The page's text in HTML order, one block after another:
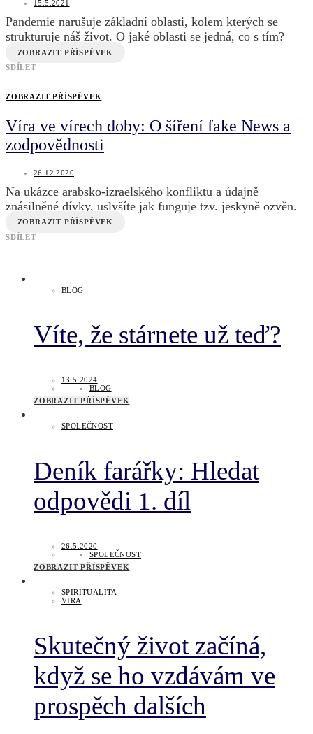
15.5.2021
Pandemie narušuje základní oblasti, kolem kterých se
strukturuje náš život. O jaké oblasti se jedná, co s tím?
ZOBRAZIT PŘÍSPĚVEK
SDÍLET
ZOBRAZIT PŘÍSPĚVEK
Víra ve vírech doby: O šíření fake News a
zodpovědnosti
26.12.2020
Na ukázce arabsko-izraelského konfliktu a údajně
znásilněné dívky, uslyšíte jak funguje tzv. jeskyně ozvěn.
ZOBRAZIT PŘÍSPĚVEK
SDÍLET
BLOG
Víte, že stárnete už teď?
13.5.2024
BLOG
ZOBRAZIT PŘÍSPĚVEK
SPOLEČNOST
Deník farářky: Hledat
odpovědi 1. díl
26.5.2020
SPOLEČNOST
ZOBRAZIT PŘÍSPĚVEK
SPIRITUALITA
VÍRA
Skutečný život začíná,
když se ho vzdávám ve
prospěch dalších